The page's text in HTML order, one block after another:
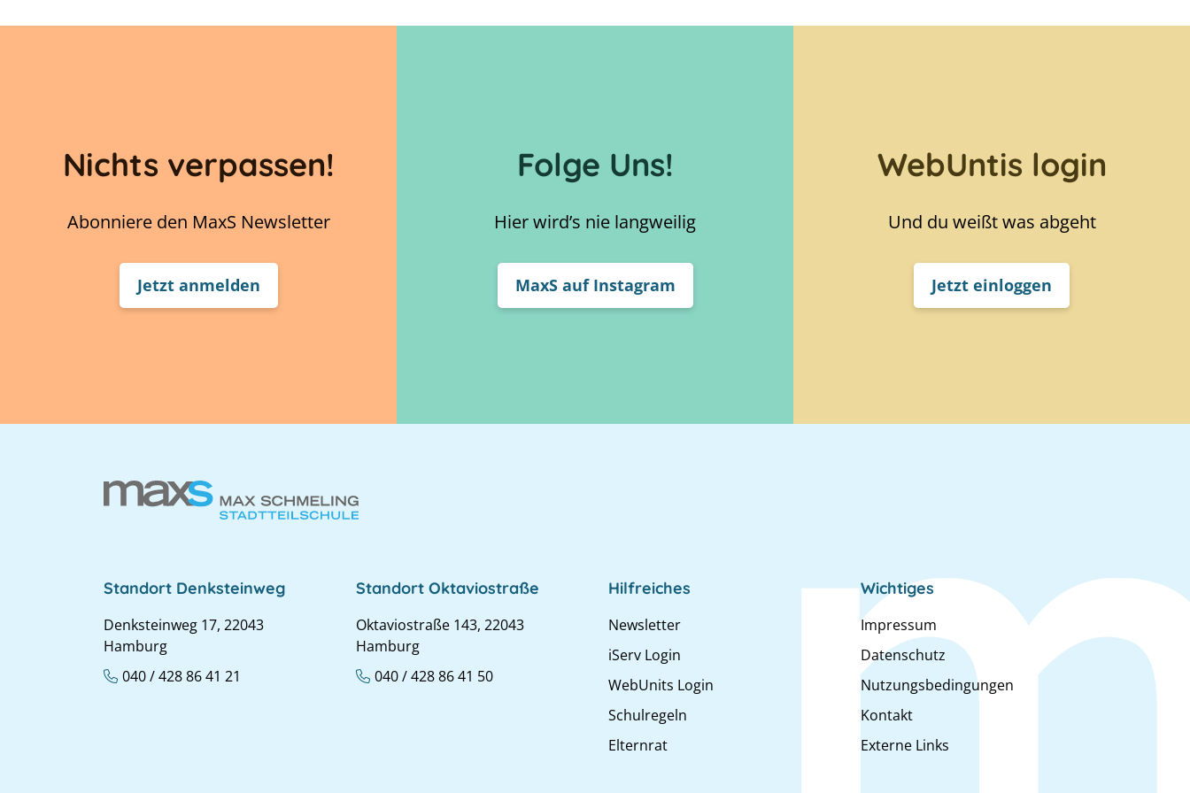
Nichts verpassen!
Abonniere den MaxS Newsletter
Jetzt anmelden
Folge Uns!
Hier wird’s nie langweilig
MaxS auf Instagram
WebUntis login
Und du weißt was abgeht
Jetzt einloggen
Standort Denksteinweg
Denksteinweg 17, 22043
Hamburg
040 / 428 86 41 21
Standort Oktaviostraße
Oktaviostraße 143, 22043
Hamburg
040 / 428 86 41 50
Hilfreiches
Newsletter
iServ Login
WebUnits Login
Schulregeln
Elternrat
Wichtiges
Impressum
Datenschutz
Nutzungsbedingungen
Kontakt
Externe Links